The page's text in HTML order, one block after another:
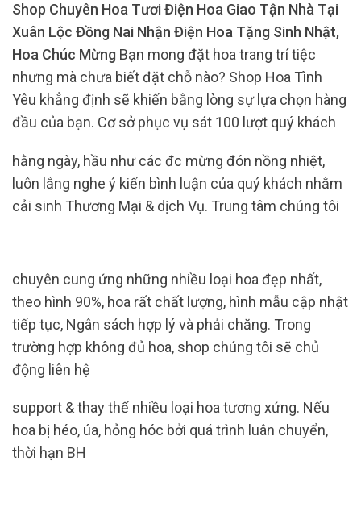
Shop Chuyên Hoa Tươi Điện Hoa Giao Tận Nhà Tại
Xuân Lộc Đồng Nai Nhận Điện Hoa Tặng Sinh Nhật,
Hoa Chúc Mừng Bạn mong đặt hoa trang trí tiệc
nhưng mà chưa biết đặt chỗ nào? Shop Hoa Tình
Yêu khẳng định sẽ khiến bằng lòng sự lựa chọn hàng
đầu của bạn. Cơ sở phục vụ sát 100 lượt quý khách
hằng ngày, hầu như các đc mừng đón nồng nhiệt,
luôn lắng nghe ý kiến ​​bình luận của quý khách nhằm
cải sinh Thương Mại & dịch Vụ. Trung tâm chúng tôi
chuyên cung ứng những nhiều loại hoa đẹp nhất,
theo hình 90%, hoa rất chất lượng, hình mẫu cập nhật
tiếp tục, Ngân sách hợp lý và phải chăng. Trong
trường hợp không đủ hoa, shop chúng tôi sẽ chủ
động liên hệ
support & thay thế nhiều loại hoa tương xứng. Nếu
hoa bị héo, úa, hỏng hóc bởi quá trình luân chuyển,
thời hạn BH